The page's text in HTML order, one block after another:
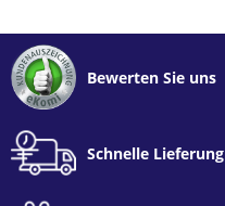
Bewerten Sie uns
Schnelle Lieferung